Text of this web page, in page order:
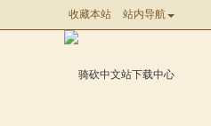
收藏本站 站内导航